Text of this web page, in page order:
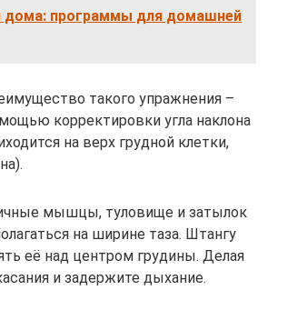
дома: программы для домашней
такого упражнения –
корректировки угла наклона
на верх грудной клетки,
мышцы, туловище и затылок
на ширине таза. Штангу
её над центром грудины. Делая
и задержите дыхание.